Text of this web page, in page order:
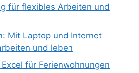
für flexibles Arbeiten und
Mit Laptop und Internet
und leben
für Ferienwohnungen